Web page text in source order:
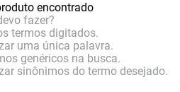
encontrado
fazer?
termos digitados.
uma única palavra.
genéricos na busca.
sinônimos do termo desejado.